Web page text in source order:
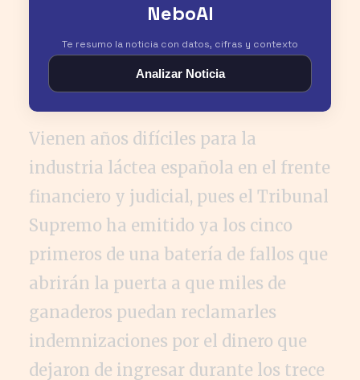
NeboAI
Te resumo la noticia con datos, cifras y contexto
Analizar Noticia
Vienen años difíciles para la
industria láctea española en el frente
financiero y judicial, pues el Tribunal
Supremo ha emitido ya los cinco
primeros de una batería de fallos que
abrirán la puerta a que miles de
ganaderos puedan reclamarles
indemnizaciones por el dinero que
dejaron de ingresar durante los trece